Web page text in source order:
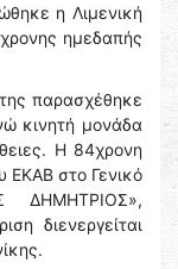
η Λιμενική
ημεδαπής
παρασχέθηκε
κινητή μονάδα
Η 84χρονη
ΕΚΑΒ στο Γενικό
ΔΗΜΗΤΡΙΟΣ»,
διενεργείται